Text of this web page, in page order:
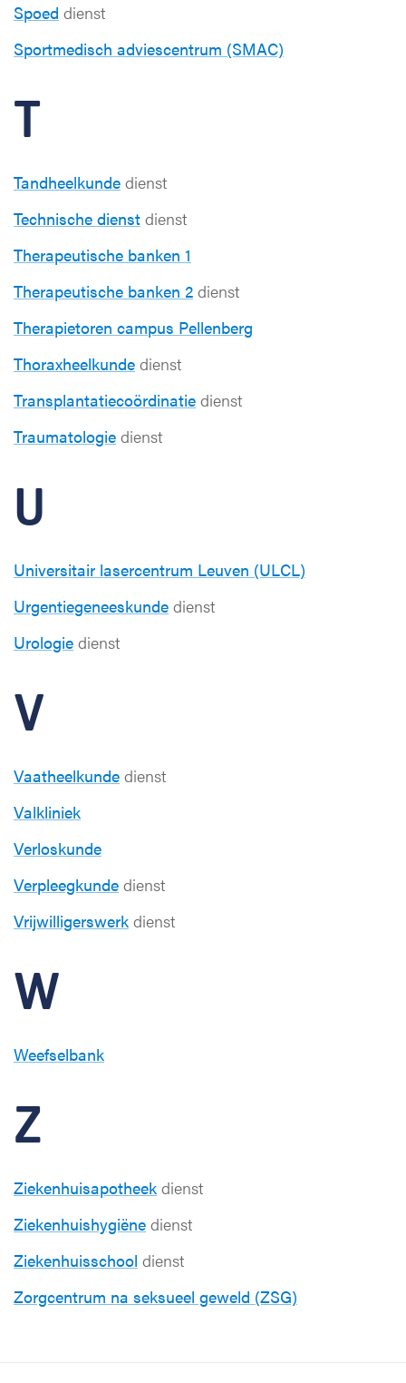
Spoed dienst
Sportmedisch adviescentrum (SMAC)
T
Tandheelkunde dienst
Technische dienst dienst
Therapeutische banken 1
Therapeutische banken 2 dienst
Therapietoren campus Pellenberg
Thoraxheelkunde dienst
Transplantatiecoördinatie dienst
Traumatologie dienst
U
Universitair lasercentrum Leuven (ULCL)
Urgentiegeneeskunde dienst
Urologie dienst
V
Vaatheelkunde dienst
Valkliniek
Verloskunde
Verpleegkunde dienst
Vrijwilligerswerk dienst
W
Weefselbank
Z
Ziekenhuisapotheek dienst
Ziekenhuishygiëne dienst
Ziekenhuisschool dienst
Zorgcentrum na seksueel geweld (ZSG)